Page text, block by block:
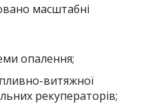
масштабні
опалення;
витяжної
рекуператорів;